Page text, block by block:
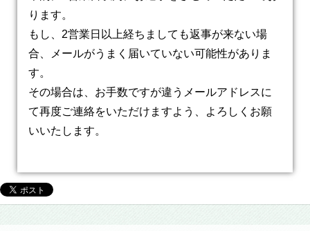
ります。
もし、2営業日以上経ちましても返事が来ない場
合、メールがうまく届いていない可能性がありま
す。
その場合は、お手数ですが違うメールアドレスに
て再度ご連絡をいただけますよう、よろしくお願
いいたします。